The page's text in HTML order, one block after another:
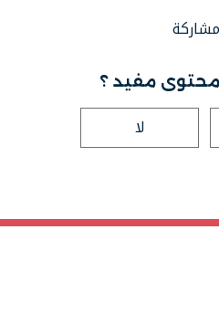
مشاركة
مفيد ؟
لا